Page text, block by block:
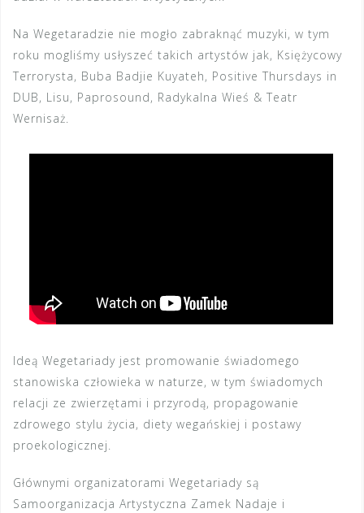
Na Wegetaradzie nie mogło zabraknąć muzyki, w tym
roku mogliśmy usłyszeć takich artystów jak, Księżycowy
Terrorysta, Buba Badjie Kuyateh, Positive Thursdays in
DUB, Lisu, Paprosound, Radykalna Wieś & Teatr
Wernisaż.
Ideą Wegetariady jest promowanie świadomego
stanowiska człowieka w naturze, w tym świadomych
relacji ze zwierzętami i przyrodą, propagowanie
zdrowego stylu życia, diety wegańskiej i postawy
proekologicznej.
Głównymi organizatorami Wegetariady są
Samoorganizacja Artystyczna Zamek Nadaje i